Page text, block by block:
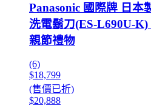
Panasonic 國際牌 日本
洗電鬍刀(ES-L690U-
親節禮物
(6)
$18,799
(售價已折)
$20,888